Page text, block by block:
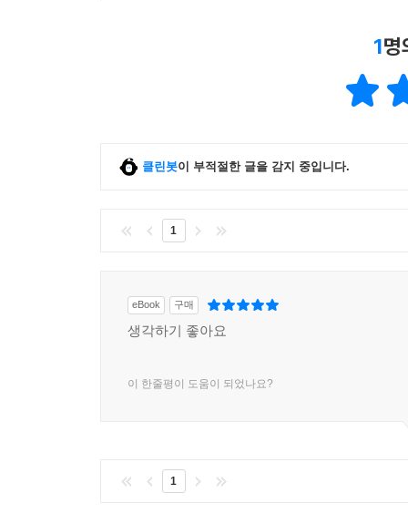
1명
클린봇이 부적절한 글을 감지 중입니다.
1
eBook 구매
생각하기 좋아요
이 한줄평이 도움이 되었나요?
1